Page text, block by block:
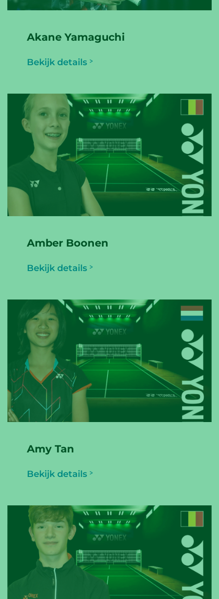
Akane Yamaguchi
Bekijk details
Amber Boonen
Bekijk details
Amy Tan
Bekijk details